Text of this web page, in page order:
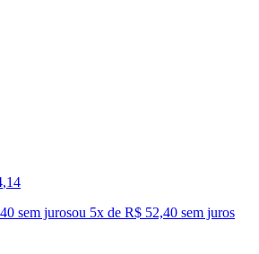
,14
sem jurosou 5x de R$ 52,40 sem juros